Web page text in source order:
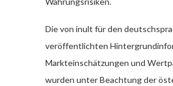
Die von inult für den
veröffentlichten
Markteinschätzungen und
wurden unter Beachtung der